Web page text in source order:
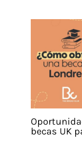
becas UK